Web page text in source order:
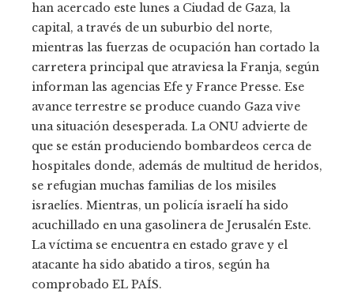
han acercado este lunes a Ciudad de Gaza, la
capital, a través de un suburbio del norte,
mientras las fuerzas de ocupación han cortado la
carretera principal que atraviesa la Franja, según
informan las agencias Efe y France Presse. Ese
avance terrestre se produce cuando Gaza vive
una situación desesperada. La ONU advierte de
que se están produciendo bombardeos cerca de
hospitales donde, además de multitud de heridos,
se refugian muchas familias de los misiles
israelíes. Mientras, un policía israelí ha sido
acuchillado en una gasolinera de Jerusalén Este.
La víctima se encuentra en estado grave y el
atacante ha sido abatido a tiros, según ha
comprobado EL PAÍS.